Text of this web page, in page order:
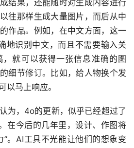
结果，还能随时对生成内容进行
往那样生成大量图片，而后从中
作品。例如，在中文方面，这一
地识别中文，而且不需要输入关
就可以获得一张信息准确的图
细节修订。比如，给人物换个发
以马上响应。
为，4o的更新，似乎已经超过了
在今后的几年里，设计、作图将
”。AI工具不光能让他们的想象变